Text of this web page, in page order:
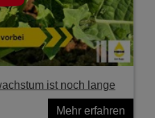
ist noch lange
Mehr erfahren